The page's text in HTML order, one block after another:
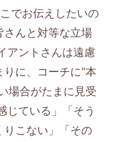
でお伝えしたいの
さんと対等な立場
アントさんは遠慮
に、コーチに“本
場合がたまに見受
じている」「そう
りこない」「その